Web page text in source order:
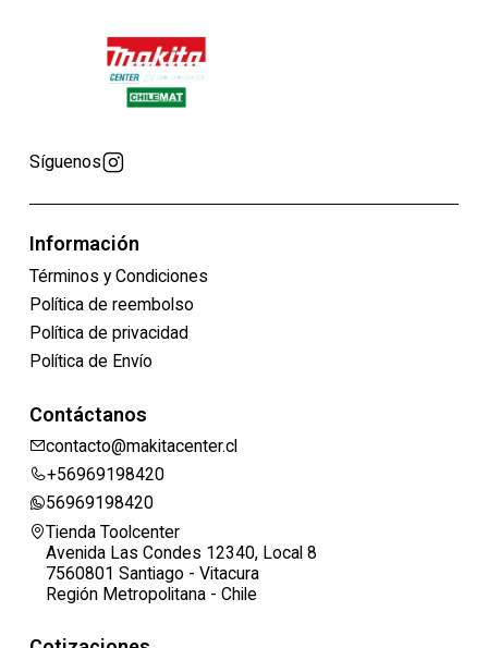
Síguenos
Información
Términos y Condiciones
Política de reembolso
Política de privacidad
Política de Envío
Contáctanos
contacto@makitacenter.cl
+56969198420
56969198420
Tienda Toolcenter
Avenida Las Condes 12340, Local 8
7560801 Santiago - Vitacura
Región Metropolitana - Chile